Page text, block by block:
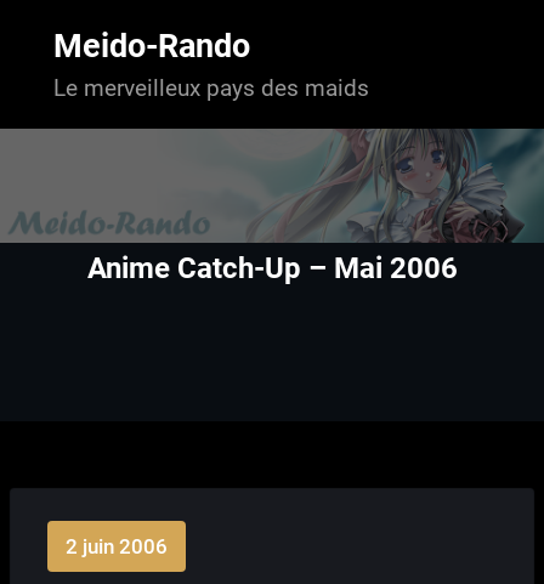
Meido-Rando
Le merveilleux pays des maids
Anime Catch-Up – Mai 2006
2 juin 2006